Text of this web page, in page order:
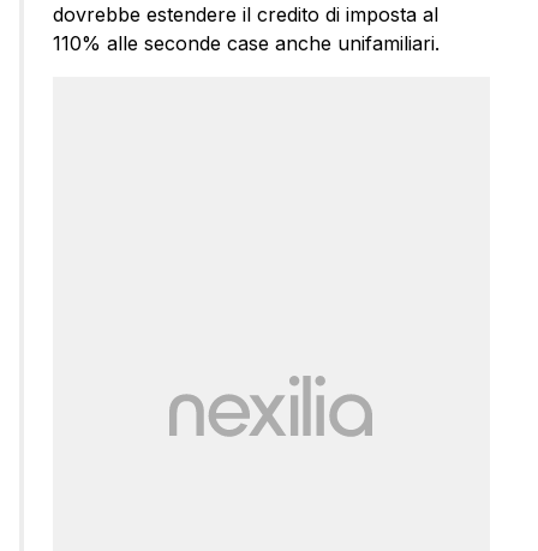
dovrebbe estendere il credito di imposta al
110% alle seconde case anche unifamiliari.